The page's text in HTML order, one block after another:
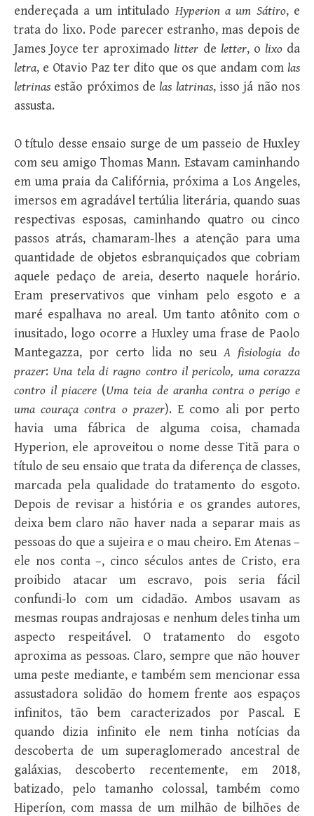
endereçada a um intitulado Hyperion a um Sátiro, e
trata do lixo. Pode parecer estranho, mas depois de
James Joyce ter aproximado litter de letter, o lixoda
letra, e Otavio Paz ter dito que os que andam com las
letrinas estão próximos de las latrinas, isso já não nos
assusta.
O título desse ensaio surge de um passeio de Huxley
com seu amigo Thomas Mann. Estavam caminhando
em uma praia da Califórnia, próxima a Los Angeles,
imersos em agradável tertúlia literária, quando suas
respectivas esposas, caminhando quatro ou cinco
passos atrás, chamaram-lhes a atenção para uma
quantidade de objetos esbranquiçados que cobriam
aquele pedaço de areia, deserto naquele horário.
Eram preservativos que vinham pelo esgoto e a
maré espalhava no areal. Um tanto atônito com o
inusitado, logo ocorre a Huxley uma frase de Paolo
Mantegazza, por certo lida no seuA fisiologia do
prazer: Una tela di ragno contro il pericolo, uma corazza
contro il piacere (Uma teia de aranha contra o perigo e
uma couraça contra o prazer). E como ali por perto
havia uma fábrica de alguma coisa, chamada
Hyperion, ele aproveitou o nome desse Titã para o
título de seu ensaio que trata da diferença de classes,
marcada pela qualidade do tratamento do esgoto.
Depois de revisar a história e os grandes autores,
deixa bem claro não haver nada a separar mais as
pessoas do que a sujeira e o mau cheiro. Em Atenas –
ele nos conta –, cinco séculos antes de Cristo, era
proibido atacar um escravo, pois seria fácil
confundi-lo com um cidadão. Ambos usavam as
mesmas roupas andrajosas e nenhum deles tinha um
aspecto respeitável. O tratamento do esgoto
aproxima as pessoas. Claro, sempre que não houver
uma peste mediante, e também sem mencionar essa
assustadora solidão do homem frente aos espaços
infinitos, tão bem caracterizados por Pascal. E
quando dizia infinito ele nem tinha notícias da
descoberta de um superaglomerado ancestral de
galáxias, descoberto recentemente, em 2018,
batizado, pelo tamanho colossal, também como
Hiperíon, com massa de um milhão de bilhões de